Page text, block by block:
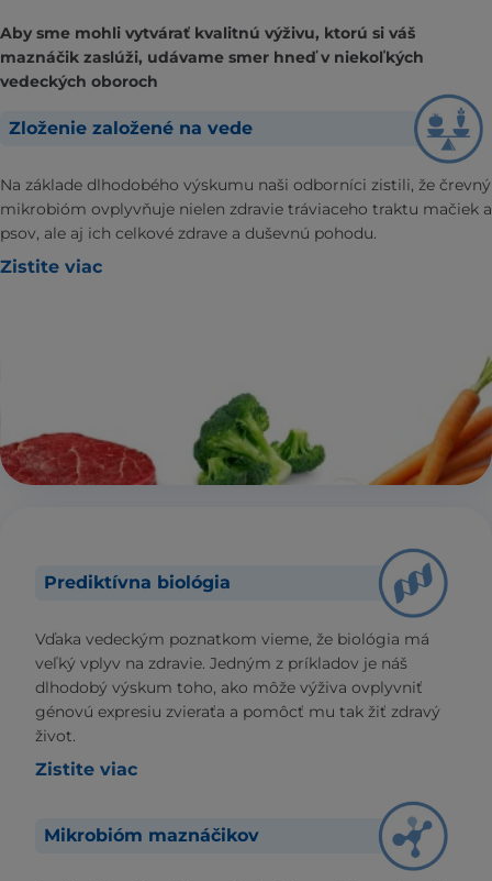
Aby sme mohli vytvárať kvalitnú výživu, ktorú si váš
maznáčik zaslúži, udávame smer hneď v niekoľkých
vedeckých oboroch
Zloženie založené na vede
Na základe dlhodobého výskumu naši odborníci zistili, že črevný
mikrobióm ovplyvňuje nielen zdravie tráviaceho traktu mačiek a
psov, ale aj ich celkové zdrave a duševnú pohodu.
Zistite viac
Prediktívna biológia
Vďaka vedeckým poznatkom vieme, že biológia má
veľký vplyv na zdravie. Jedným z príkladov je náš
dlhodobý výskum toho, ako môže výživa ovplyvniť
génovú expresiu zvieraťa a pomôcť mu tak žiť zdravý
život.
Zistite viac
Mikrobióm maznáčikov